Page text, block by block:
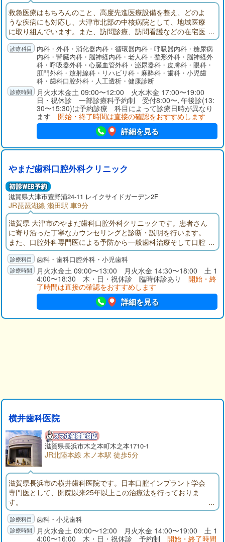
救急医療はもちろんのこと、高度先進医療設備を整え、どのよ
うな疾病にも対応し、大津市北部の中核病院として、地域医療
に取り組んでいます。また、訪問診療、訪問看護などの在宅医
療のみならず、老人療養等、介護老人保健施設、グループホー
ム・デイサービス、住宅型有料老人ホームを有し、今後の超高
齢化社会を見据え医療と介護をシームレスに提供する体制を確
立しました。また、当院の主要各科は研修指定機関に指定され
ており、若き医師の研修病院にもなっております。
内科・外科・消化器内科・循環器内科・呼吸器内科・糖尿病
内科・腎臓内科・脳神経内科・老人科・整形外科・脳神経外
科・呼吸器外科・心臓血管外科・泌尿器科・皮膚科・眼科・
肛門外科・放射線科・リハビリ科・麻酔科・歯科・小児歯
科・歯科口腔外科・人工透析・健康診断
月火水木金土 09:00〜12:00 火水木金 17:00〜19:00
日・祝休診 一部診療科予約制 受付8:00〜､午後診(13:
30〜15:30)は予約診療 科目によって診療日時が異なり
ます 開始・終了時間は直接の確認をおすすめします
詳細を見る
やまだ歯科口腔外科クリニック
滋賀県大津市萱野浦24-11 レイクサイドガーデン2F
JR琵琶湖線 瀬田駅 車9分
滋賀県 大津市のやまだ歯科口腔外科クリニックです。患者さん
に寄り沿った丁寧なカウンセリングと診断・説明を行います。
また、口腔外科専門医による予防から一般歯科治療そして口腔
外科手術まで、一貫して同施設で行えます。
歯科・歯科口腔外科・小児歯科
月火水金土 09:00〜13:00 月火水金 14:30〜18:00 土 1
4:00〜18:30 木・日・祝休診 臨時休診あり 開始・終
了時間は直接の確認をおすすめします
詳細を見る
横井歯科医院
滋賀県長浜市木之本町木之本1710-1
JR北陸本線 木ノ本駅 徒歩5分
滋賀県長浜市の横井歯科医院です。日本口腔インプラント学会
専門医として、開院以来25年以上この治療法を行っておりま
す。
歯科・小児歯科
月火水金土 09:00〜12:00 月火水金 14:00〜19:00 土 1
4:00〜16:00 木・日・祝休診 予約制 開始・終了時間